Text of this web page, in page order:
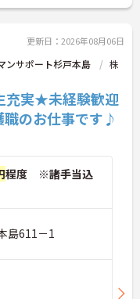
更新日：2026年08月06日
ンサポート杉戸本島
株
充実★未経験歓迎
のお仕事です♪
程度 ※諸手当込
島611－1